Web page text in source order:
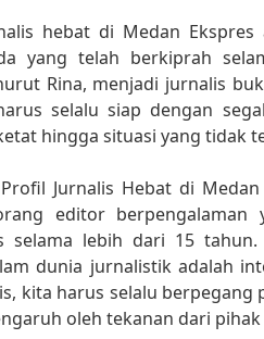
hebat di Medan Ekspres
yang telah berkiprah
Rina, menjadi jurnalis
selalu siap dengan
hingga situasi yang tidak
Jurnalis Hebat di
editor berpengalaman
selama lebih dari 15
dunia jurnalistik adalah
kita harus selalu
oleh tekanan dari